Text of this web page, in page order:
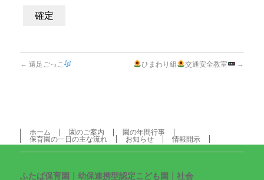
← 遠足ごっこ ひまわり組 交通安全教室 →
ホーム 園のご案内
園の年間行事
保育園の一日の主な流れ
お知らせ 情報開示
ふたば保育園｜幼保連携型認定こども園｜社会